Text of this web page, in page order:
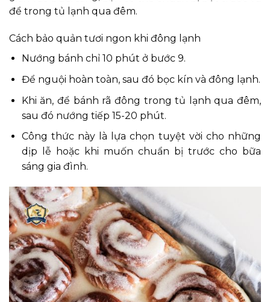
để trong tủ lạnh qua đêm.
Cách bảo quản tươi ngon khi đông lạnh
Nướng bánh chỉ 10 phút ở bước 9.
Để nguội hoàn toàn, sau đó bọc kín và đông lạnh.
Khi ăn, để bánh rã đông trong tủ lạnh qua đêm,
sau đó nướng tiếp 15-20 phút.
Công thức này là lựa chọn tuyệt vời cho những
dịp lễ hoặc khi muốn chuẩn bị trước cho bữa
sáng gia đình.